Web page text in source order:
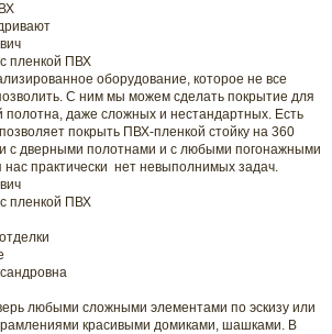
пленкой ПВХ
оборудование, которое не все
С ним мы можем сделать покрытие для
полотна, даже сложных и нестандартных. Есть
покрыть ПВХ-пленкой стойку на 360
с дверными полотнами и с любыми погонажными
практически нет невыполнимых задач.
пленкой ПВХ
любыми сложными элементами по эскизу или
красивыми домиками, шашками. В